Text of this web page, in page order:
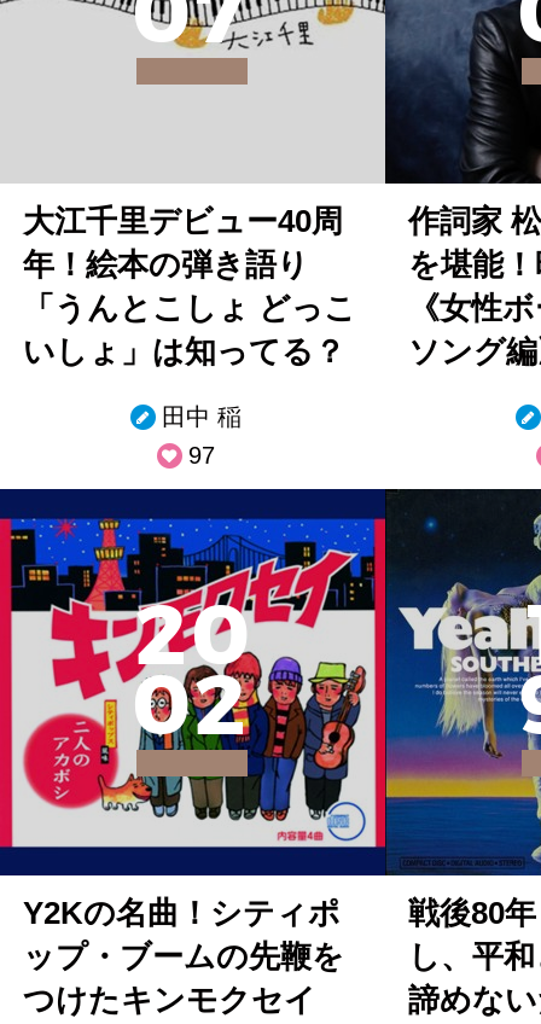
大江千里デビュー40周
年！絵本の弾き語り
「うんとこしょ どっこ
いしょ」は知ってる？
田中 稲
97
作詞家
を堪能
《女性
ソング
20
02
Y2Kの名曲！シティポ
ップ・ブームの先鞭を
つけたキンモクセイ
戦後80
し、平
諦めな